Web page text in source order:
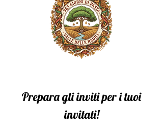
Prepara gli inviti per i tuoi
invitati!